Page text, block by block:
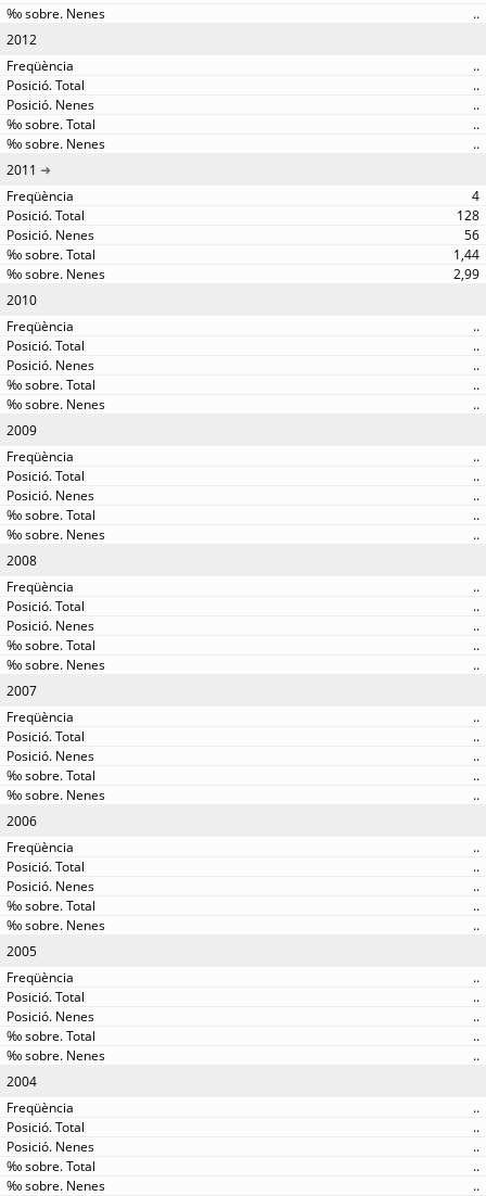
..
2012
..
..
..
..
..
2011
4
128
56
1,44
2,99
2010
..
..
..
..
..
2009
..
..
..
..
..
2008
..
..
..
..
..
2007
..
..
..
..
..
2006
..
..
..
..
..
2005
..
..
..
..
..
2004
..
..
..
..
..